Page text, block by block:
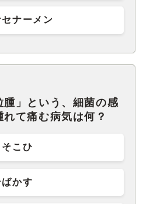
セナーメン
腫」という、細菌の感
て痛む病気は何？
そこひ
ばかす